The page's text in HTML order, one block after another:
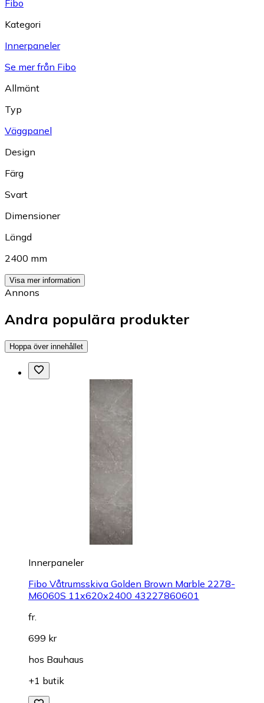
Fibo
Kategori
Innerpaneler
Se mer från Fibo
Allmänt
Typ
Väggpanel
Design
Färg
Svart
Dimensioner
Längd
2400 mm
Visa mer information
Annons
Andra populära produkter
Hoppa över innehållet
Innerpaneler
Fibo Våtrumsskiva Golden Brown Marble 2278-
M6060S 11x620x2400 43227860601
fr.
699 kr
hos Bauhaus
+1 butik